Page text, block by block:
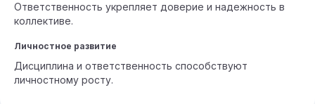
Ответственность укрепляет доверие и надежность в
коллективе.
Личностное развитие
Дисциплина и ответственность способствуют
личностному росту.